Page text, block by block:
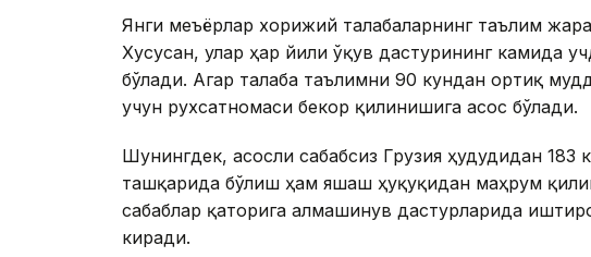
Янги меъёрлар хорижий талабаларнинг таълим
Хусусан, улар ҳар йили ўқув дастурининг камида
бўлади. Агар талаба таълимни 90 кундан ортиқ
учун рухсатномаси бекор қилинишига асос бўлади.
Шунингдек, асосли сабабсиз Грузия ҳудудидан
ташқарида бўлиш ҳам яшаш ҳуқуқидан маҳрум
сабаблар қаторига алмашинув дастурларида
киради.